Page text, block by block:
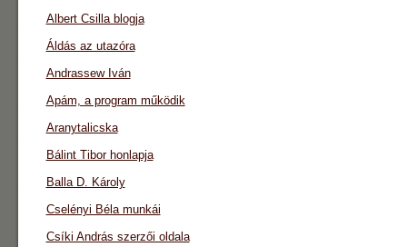
Albert Csilla blogja
Áldás az utazóra
Andrassew Iván
Apám, a program működik
Aranytalicska
Bálint Tibor honlapja
Balla D. Károly
Cselényi Béla munkái
Csíki András szerzői oldala